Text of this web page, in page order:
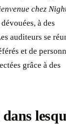
chez
à des
auditeurs se
et de
grâce à des